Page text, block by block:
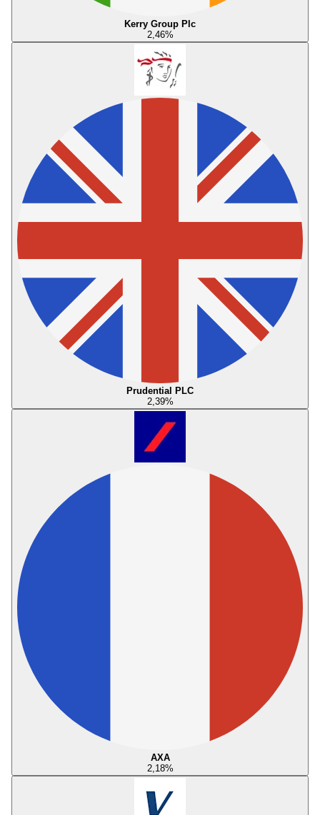
Kerry Group Plc
2,46%
Prudential PLC
2,39%
AXA
2,18%